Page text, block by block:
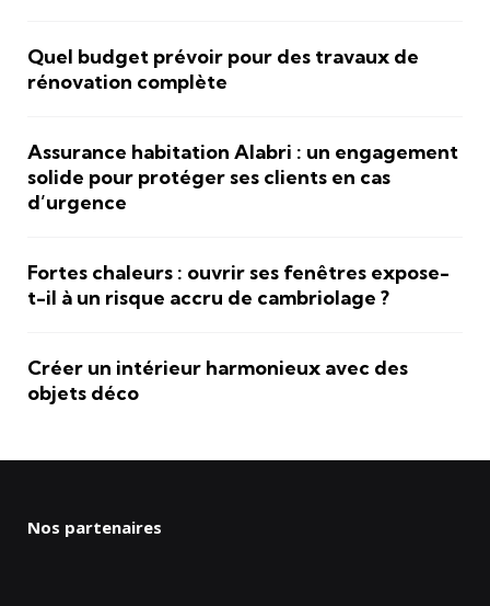
Quel budget prévoir pour des travaux de
rénovation complète
Assurance habitation Alabri : un engagement
solide pour protéger ses clients en cas
d’urgence
Fortes chaleurs : ouvrir ses fenêtres expose-
t-il à un risque accru de cambriolage ?
Créer un intérieur harmonieux avec des
objets déco
Nos partenaires